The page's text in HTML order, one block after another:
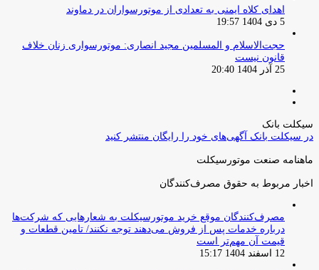
اهدای کلاه ایمنی به تعدادی از موتورسواران در دماوند
5 دی 1404 19:57
حجت‌الاسلام و المسلمین مجید انصاری: موتورسواری زنان خلاف
قانون نیست
25 آذر 1404 20:40
سیکلت بانک
در سیکلت بانک آگهی‌های خود را رایگان منتشر کنید
ماهنامه صنعت موتورسیکلت
اخبار مربوط به حقوق مصرف‌کنندگان
مصرف‌کنندگان موقع خرید موتورسیکلت به شعارهایی که شرکت‌ها
درباره خدمات پس از فروش می‌دهند توجه نکنند/ تامین قطعات و
قیمت آن مهم‌تر است
12 اسفند 1404 15:17